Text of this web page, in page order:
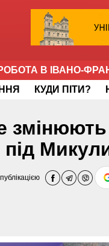
В ІВАНО-
КУДИ ПІТИ?